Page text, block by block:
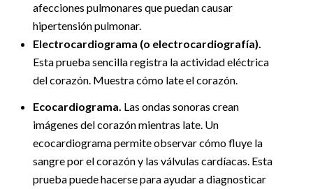
afecciones pulmonares que puedan causar
hipertensión pulmonar.
Electrocardiograma (o electrocardiografía).
Esta prueba sencilla registra la actividad eléctrica
del corazón. Muestra cómo late el corazón.
Ecocardiograma. Las ondas sonoras crean
imágenes del corazón mientras late. Un
ecocardiograma permite observar cómo fluye la
sangre por el corazón y las válvulas cardíacas. Esta
prueba puede hacerse para ayudar a diagnosticar